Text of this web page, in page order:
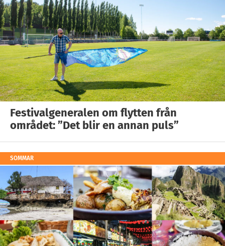
Festivalgeneralen om flytten från
området: ”Det blir en annan puls”
SOMMAR